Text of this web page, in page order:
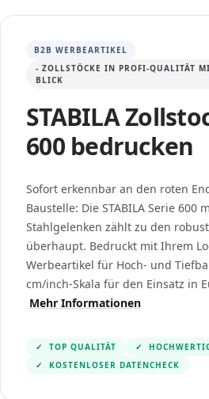
B2B WERBEARTIKEL
- ZOLLSTÖCKE IN PROFI-QUALITÄT
BLICK
STABILA
600 bedrucken
Sofort erkennbar an den roten
Baustelle: Die STABILA Serie 600
Stahlgelenken zählt zu den
überhaupt. Bedruckt mit Ihrem
Werbeartikel für Hoch- und
cm/inch-Skala für den Einsatz in
Mehr Informationen
✓ TOP QUALITÄT ✓
✓
KOSTENLOSER DATENCHECK